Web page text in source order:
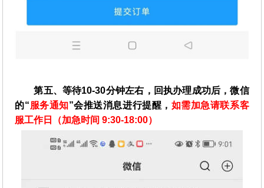
第五、等待10-30分钟左右，回执办理成功后，微信
的“服务通知”会推送消息进行提醒， 如需加急请联系客
服工作日（加急时间 9:30-18:00）